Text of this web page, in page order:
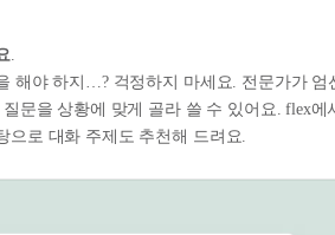
.
해야 하지…? 걱정하지 마세요. 전문가가 엄
문을 상황에 맞게 골라 쓸 수 있어요. flex에
으로 대화 주제도 추천해 드려요.